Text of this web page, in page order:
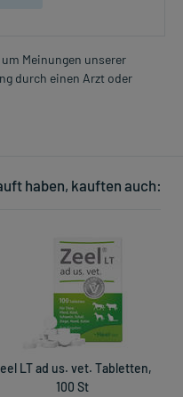
Meinungen unserer
durch einen Arzt oder
haben, kauften auch:
LT ad us. vet. Tabletten,
100 St